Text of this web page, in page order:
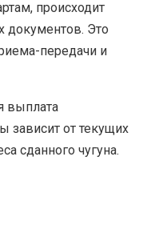
происходит
документов. Это
передачи и
выплата
зависит от текущих
сданного чугуна.